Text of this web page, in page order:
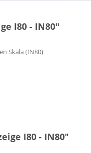
I80 - IN80"
Skala (IN80)
I80 - IN80"